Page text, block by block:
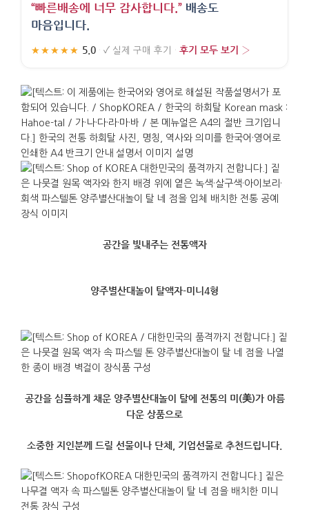
“빠른배송에 너무 감사합니다.” 배송도
마음입니다.
★★★★★ 5.0 · ✓ 실제 구매 후기 · 후기 모두 보기 ›
공간을 빛내주는 전통액자
양주별산대놀이 탈액자-미니4형
공간을 심플하게 채운 양주별산대놀이 탈에 전통의 미(美)가 아름
다운 상품으로
소중한 지인분께 드릴 선물이나 단체, 기업선물로 추천드립니다.